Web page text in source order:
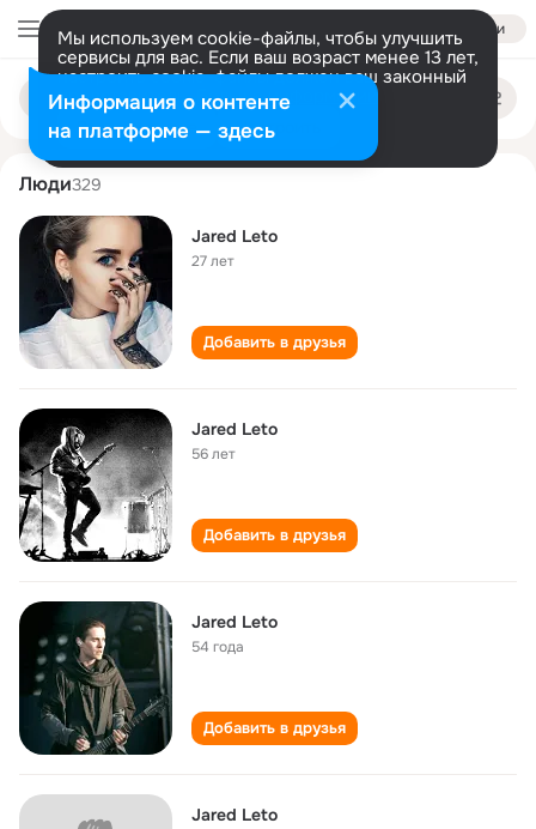
Войти
Мы используем cookie-файлы, чтобы улучшить
сервисы для вас. Если ваш возраст менее 13 лет,
настроить cookie-файлы должен ваш законный
представитель. Больше информации
Разрешить все Настроить
Поиск
людям
jared leto
Люди329
Jared Leto
27 лет
Добавить в друзья
Jared Leto
56 лет
Добавить в друзья
Jared Leto
54 года
Добавить в друзья
Jared Leto
Информация о контенте
на платформе — здесь